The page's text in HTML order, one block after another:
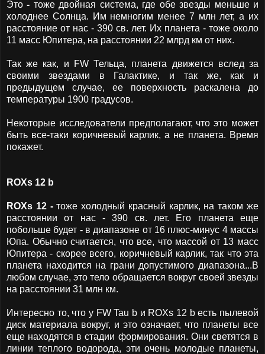
Это- тоже двойная система, где обе звезды меньше и
холоднее Солнца. Им немногим менее 7 млн лет, а их
расстояние от нас - 390 св. лет. Их планета - тоже около
11 масс Юпитера, на расстоянии 22 млрд км от них.
Так же как, и FW Тельца, планета движется вслед за
своими звездами в Галактике, и так же, как и
предыдущем случае, ее поверхность раскалена до
температуры 1900 градусов.
Некоторые исследователи предполагают, что это может
быть все-таки коричневый карлик, а не планета. Время
покажет.
ROXs 12 b
ROXs 12 -тоже холодный красный карлик, на таком же
расстоянии от нас - 390 св. лет. Его планета еще
побольше будет - в диапазоне от 16 плюс-минус 4 массы
Юпа. Обычно считается, что все, что массой от 13 масс
Юпитера - скорее всего, коричневый карлик, так что эта
планета находится на грани допустимого диапазона...В
любом случае, это тело обращается вокруг своей звезды
на расстоянии 31 млн км.
Интересно то, что у FW Tau b и ROXs 12 b есть пылевой
диск материала вокруг, и это означает, что планеты все
еще находятся в стадии формирования. Они светятся в
линии теплого водорода, эти очень молодые планеты,